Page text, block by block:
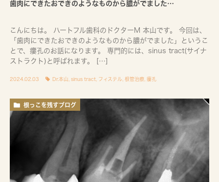
歯肉にできたおできのようなものから膿がでました…
こんにちは。 ハートフル歯科のドクターM 本山です。 今回は、
「歯肉にできたおできのようなものから膿がでました」というこ
とで、瘻孔のお話になります。 専門的には、sinus tract(サイナ
ストラクト)と呼ばれます。 […]
2024.02.03 Dr.本山 sinus tract フィステル 根管治療 瘻孔
根っこを残すブログ